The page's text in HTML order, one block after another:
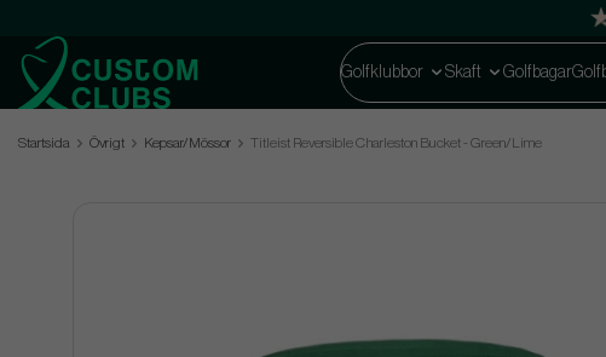
Golfklubbor Skaft Golfbagar
Startsida Övrigt Kepsar/Mössor Titleist Reversible Charleston Bucket - Green/Lime